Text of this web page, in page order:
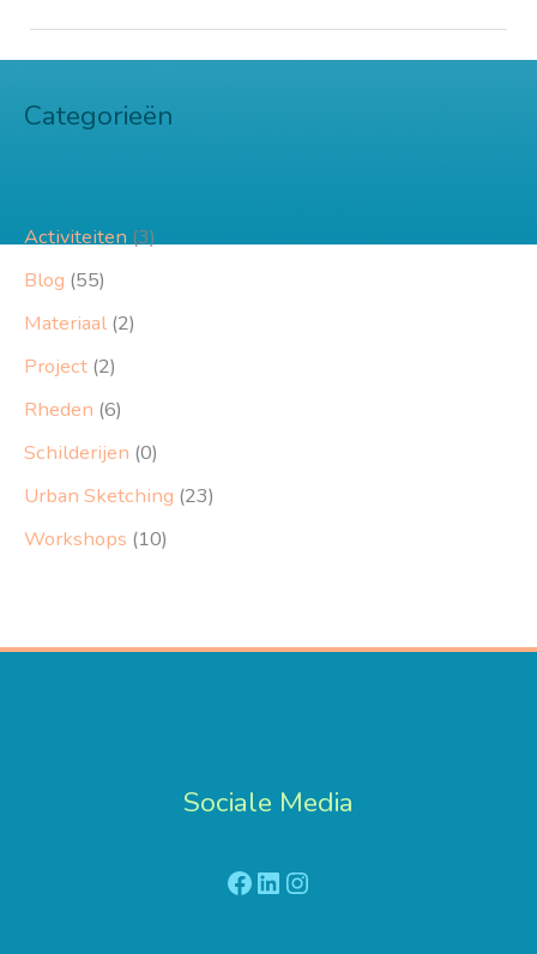
Categorieën
Activiteiten (3)
Blog (55)
Materiaal (2)
Project (2)
Rheden (6)
Schilderijen (0)
Urban Sketching (23)
Workshops (10)
Sociale Media
Facebook
LinkedIn
Instagram